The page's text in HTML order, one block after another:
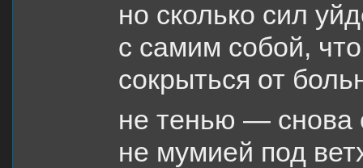
но сколько сил
с самим собой,
сокрыться от
не тенью — снова
не мумией под